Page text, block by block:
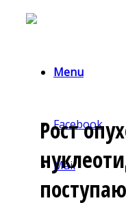
Menu
Facebook
Mail
Рост